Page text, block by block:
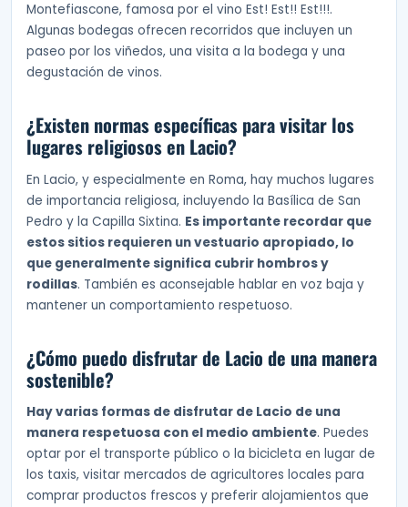
Montefiascone, famosa por el vino Est! Est!! Est!!!.
Algunas bodegas ofrecen recorridos que incluyen un
paseo por los viñedos, una visita a la bodega y una
degustación de vinos.
¿Existen normas específicas para visitar los
lugares religiosos en Lacio?
En Lacio, y especialmente en Roma, hay muchos lugares
de importancia religiosa, incluyendo la Basílica de San
Pedro y la Capilla Sixtina. Es importante recordar que
estos sitios requieren un vestuario apropiado, lo
que generalmente significa cubrir hombros y
rodillas. También es aconsejable hablar en voz baja y
mantener un comportamiento respetuoso.
¿Cómo puedo disfrutar de Lacio de una manera
sostenible?
Hay varias formas de disfrutar de Lacio de una
manera respetuosa con el medio ambiente. Puedes
optar por el transporte público o la bicicleta en lugar de
los taxis, visitar mercados de agricultores locales para
comprar productos frescos y preferir alojamientos que